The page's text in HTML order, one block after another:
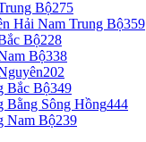
Bộ275
Hải Nam Trung Bộ359
Bộ228
Bộ338
202
Bắc Bộ349
Bằng Sông Hồng444
Nam Bộ239